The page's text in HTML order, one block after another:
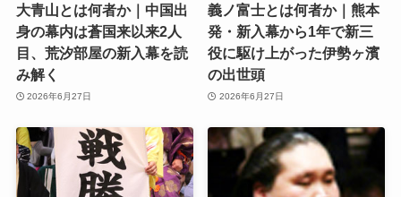
大青山とは何者か｜中国出
身の幕内は蒼国来以来2人
目、荒汐部屋の新入幕を読
み解く
2026年6月27日
義ノ富士とは何者か｜熊本
発・新入幕から1年で新三
役に駆け上がった伊勢ヶ濱
の出世頭
2026年6月27日